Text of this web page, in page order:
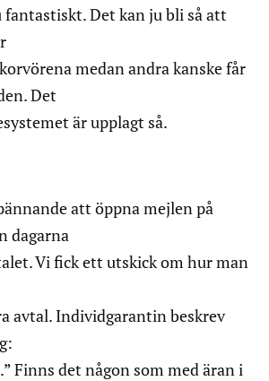
fantastiskt. Det kan ju bli så att
medan andra kanske får
Det
är upplagt så.
att öppna mejlen på
dagarna
Vi fick ett utskick om hur man
avtal. Individgarantin beskrev
Finns det någon som med äran i